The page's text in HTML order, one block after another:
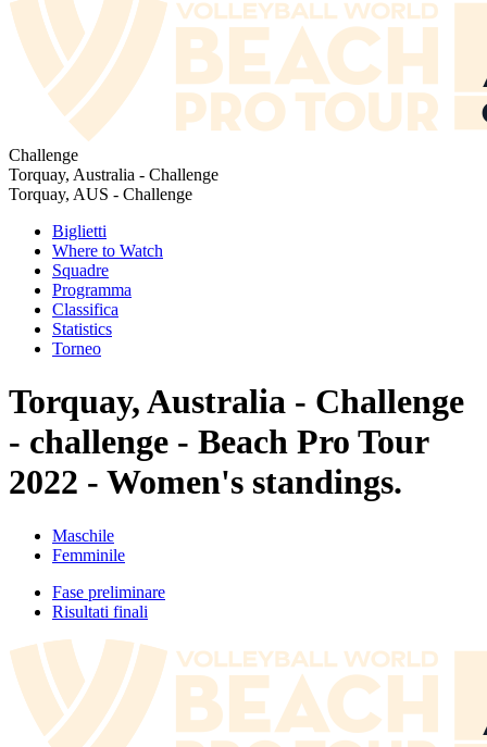
Challenge
Torquay, Australia - Challenge
Torquay, AUS - Challenge
Biglietti
Where to Watch
Squadre
Programma
Classifica
Statistics
Torneo
Torquay, Australia - Challenge
- challenge - Beach Pro Tour
2022 - Women's standings.
Maschile
Femminile
Fase preliminare
Risultati finali